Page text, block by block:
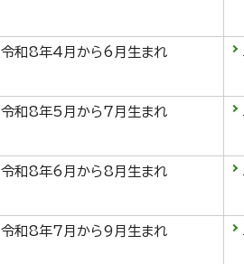
令和8年4月から6月生まれ
令和8年5月から7月生まれ
令和8年6月から8月生まれ
令和8年7月から9月生まれ